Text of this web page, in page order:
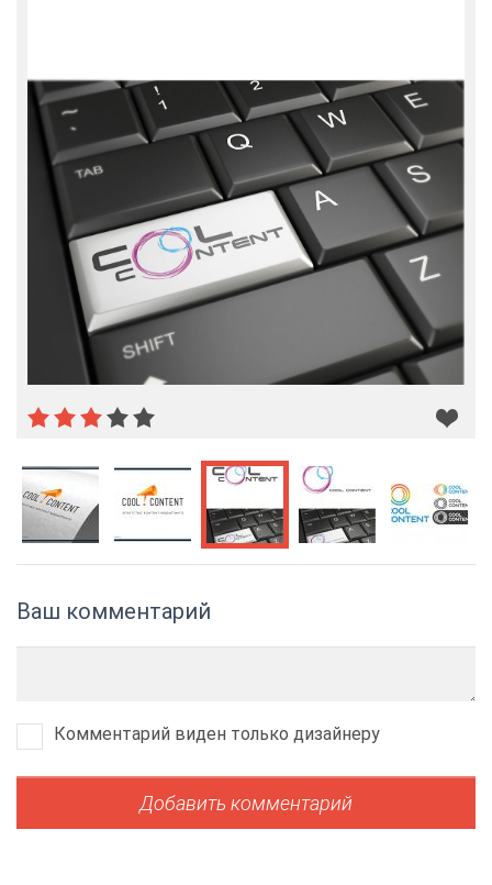
Ваш комментарий
Комментарий виден только дизайнеру